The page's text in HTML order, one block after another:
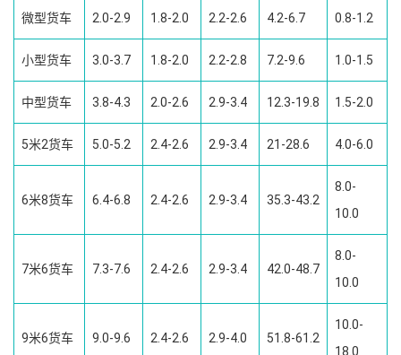
微型货车 2.0-2.9 1.8-2.0 2.2-2.6 4.2-6.7 0.8-1.2
小型货车 3.0-3.7 1.8-2.0 2.2-2.8 7.2-9.6 1.0-1.5
中型货车 3.8-4.3 2.0-2.6 2.9-3.4 12.3-19.8 1.5-2.0
5米2货车 5.0-5.2 2.4-2.6 2.9-3.4 21-28.6 4.0-6.0
6米8货车 6.4-6.8 2.4-2.6 2.9-3.4 35.3-43.2
8.0-
10.0
7米6货车 7.3-7.6 2.4-2.6 2.9-3.4 42.0-48.7
8.0-
10.0
9米6货车 9.0-9.6 2.4-2.6 2.9-4.0 51.8-61.2
10.0-
18.0